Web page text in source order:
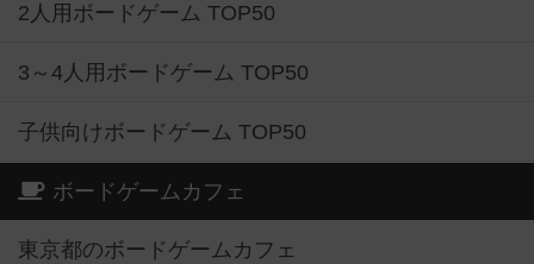
2人用ボードゲーム TOP50
3～4人用ボードゲーム TOP50
子供向けボードゲーム TOP50
ボードゲームカフェ
東京都のボードゲームカフェ